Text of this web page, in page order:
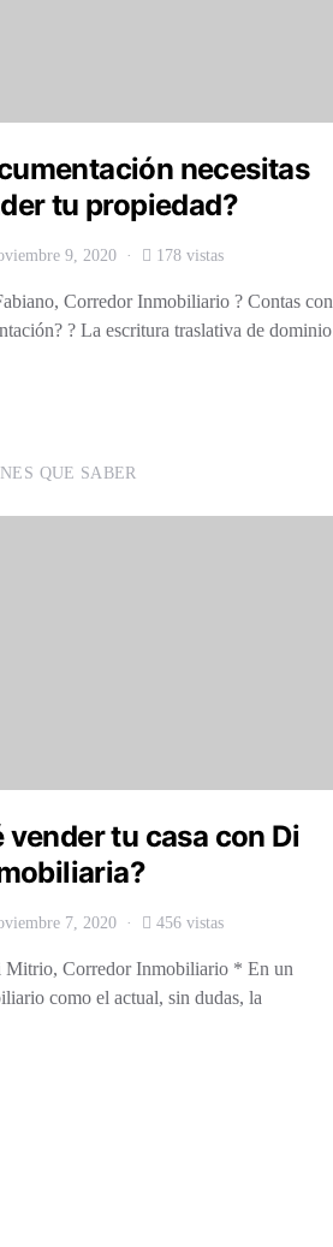
necesitas
tu propiedad?
9, 2020 178 vistas
Corredor Inmobiliario ? Contas con
? La escritura traslativa de dominio
QUE SABER
vender tu casa con Di
7, 2020 456 vistas
Mitrio, Corredor Inmobiliario * En un
como el actual, sin dudas, la